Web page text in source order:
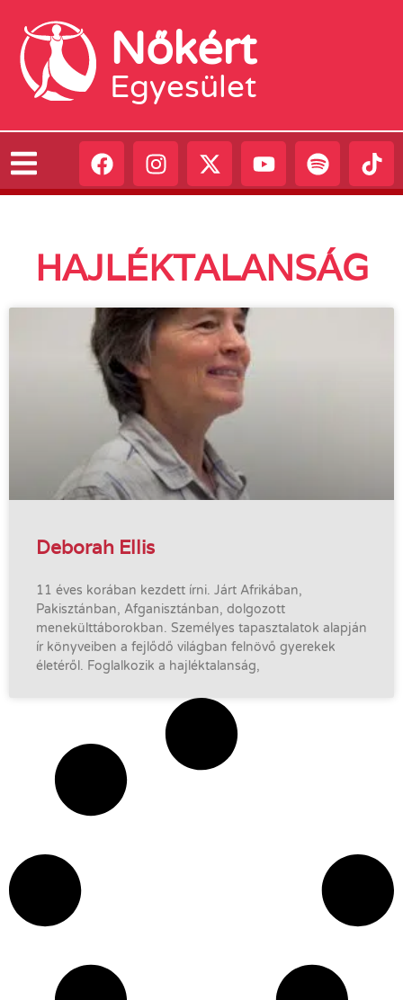
Nőkért
Egyesület
HAJLÉKTALANSÁG
Deborah Ellis
11 éves korában kezdett írni. Járt Afrikában,
Pakisztánban, Afganisztánban, dolgozott
menekülttáborokban. Személyes tapasztalatok alapján
ír könyveiben a fejlődő világban felnövő gyerekek
életéről. Foglalkozik a hajléktalanság,